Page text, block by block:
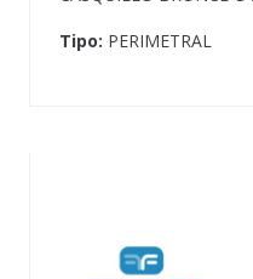
Tipo: PERIMETRAL